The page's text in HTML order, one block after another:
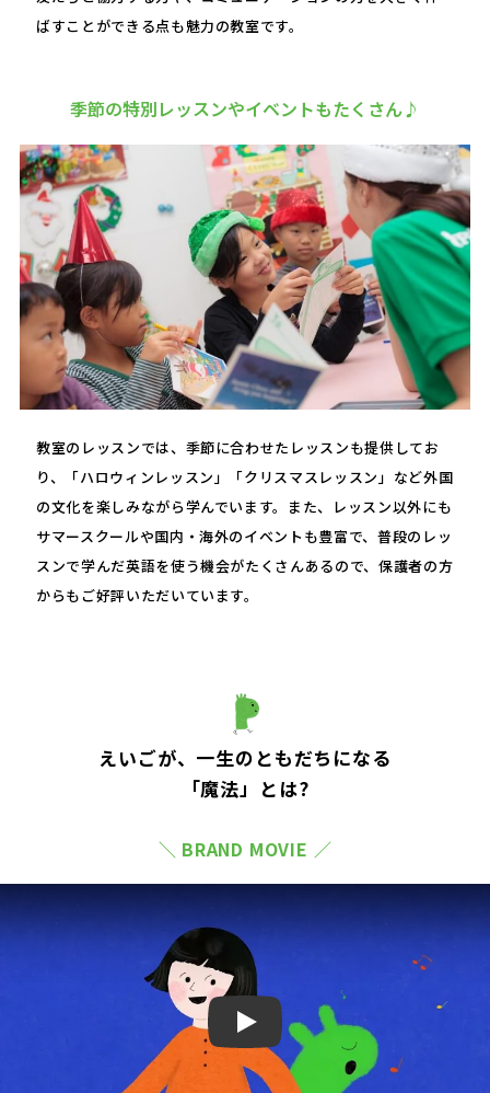
ばすことができる点も魅力の教室です。
季節の特別レッスンやイベントもたくさん♪
教室のレッスンでは、季節に合わせたレッスンも提供してお
り、「ハロウィンレッスン」「クリスマスレッスン」など外国
の文化を楽しみながら学んでいます。また、レッスン以外にも
サマースクールや国内・海外のイベントも豊富で、普段のレッ
スンで学んだ英語を使う機会がたくさんあるので、保護者の方
からもご好評いただいています。
えいごが、一生のともだちになる
「魔法」とは?
＼ BRAND MOVIE ／